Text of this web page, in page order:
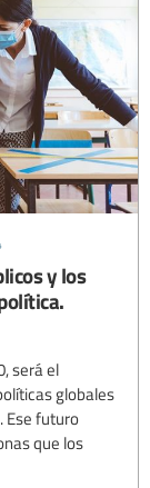
y los
será el
globales
Ese futuro
que los